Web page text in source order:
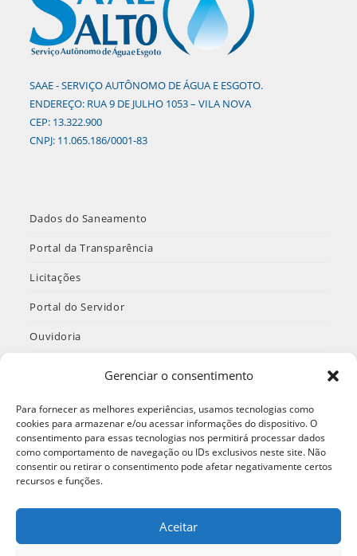
Gerenciar o consentimento
Para fornecer as melhores experiências, usamos tecnologias como
cookies para armazenar e/ou acessar informações do dispositivo. O
consentimento para essas tecnologias nos permitirá processar dados
como comportamento de navegação ou IDs exclusivos neste site. Não
consentir ou retirar o consentimento pode afetar negativamente certos
recursos e funções.
Aceitar
SAAE - SERVIÇO AUTÔNOMO DE ÁGUA E ESGOTO.
ENDEREÇO: RUA 9 DE JULHO 1053 – VILA NOVA
CEP: 13.322.900
CNPJ: 11.065.186/0001-83
Dados do Saneamento
Portal da Transparência
Licitações
Portal do Servidor
Ouvidoria
Redes Sociais